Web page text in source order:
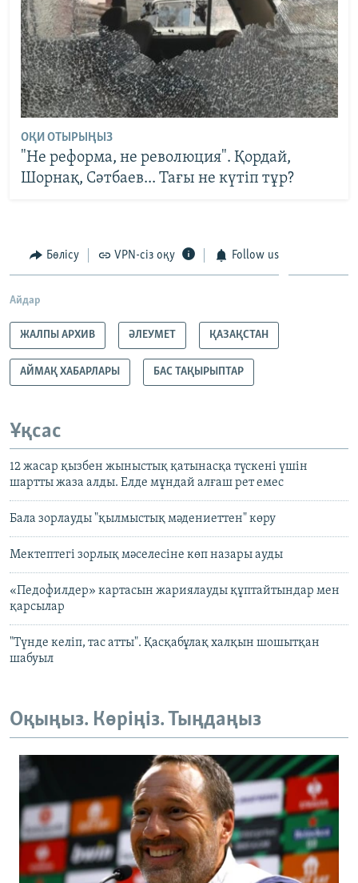
ОҚИ ОТЫРЫҢЫЗ
"Не реформа, не революция". Қордай,
Шорнақ, Сәтбаев... Тағы не күтіп тұр?
Бөлісу VPN-сіз оқу Follow us
Айдар
ЖАЛПЫ АРХИВ ӘЛЕУМЕТ ҚАЗАҚСТАН
АЙМАҚ ХАБАРЛАРЫ БАС ТАҚЫРЫПТАР
Ұқсас
12 жасар қызбен жыныстық қатынасқа түскені үшін
шартты жаза алды. Елде мұндай алғаш рет емес
Бала зорлауды "қылмыстық мәдениеттен" көру
Мектептегі зорлық мәселесіне көп назары ауды
«Педофилдер» картасын жариялауды құптайтындар мен
қарсылар
"Түнде келіп, тас атты". Қасқабұлақ халқын шошытқан
шабуыл
Оқыңыз. Көріңіз. Тыңдаңыз